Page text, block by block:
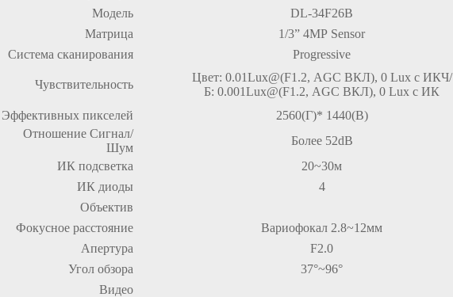
Модель
DL-34F26B
Матрица
1/3” 4MP Sensor
Система сканирования
Progressive
Чувствительность
Цвет: 0.01Lux@(F1.2, AGC ВКЛ), 0 Lux с ИКЧ/
Б: 0.001Lux@(F1.2, AGC ВКЛ), 0 Lux с ИК
Эффективных пикселей
2560(Г)* 1440(В)
Отношение Сигнал/
Шум
Более 52dB
ИК подсветка
20~30м
ИК диоды
4
Объектив
Фокусное расстояние
Вариофокал 2.8~12мм
Апертура
F2.0
Угол обзора
37°~96°
Видео